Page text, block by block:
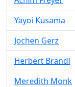
Yayoi Kusama
Jochen Gerz
Herbert Brandl
Meredith Monk